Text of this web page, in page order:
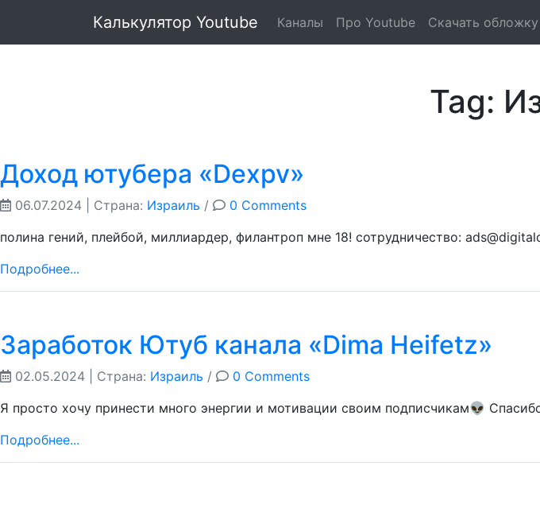
Калькулятор Youtube Каналы Про Youtube Скачать обложку
Tag:
Доход ютубера «Dexpv»
06.07.2024 | Страна: Израиль /
0 Comments
полина гений, плейбой, миллиардер, филантроп мне 18! сотрудничество:
Подробнее...
Заработок Ютуб канала «Dima Heifetz»
02.05.2024 | Страна: Израиль /
0 Comments
Я просто хочу принести много энергии и мотивации своим подписчикам👽
Подробнее...